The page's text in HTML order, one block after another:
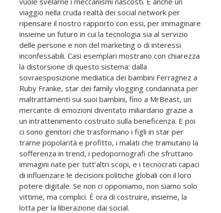
viaggio nella cruda realtà dei social network per
ripensare il nostro rapporto con essi, per immaginare
insieme un futuro in cui la tecnologia sia al servizio
delle persone e non del marketing o di interessi
inconfessabili. Casi esemplari mostrano con chiarezza
la distorsione di questo sistema: dalla
sovraesposizione mediatica dei bambini Ferragnez a
Ruby Franke, star dei family vlogging condannata per
maltrattamenti sui suoi bambini, fino a MrBeast, un
mercante di emozioni diventato miliardario grazie a
un intrattenimento costruito sulla beneficenza. E poi
ci sono genitori che trasformano i figli in star per
trarne popolarità e profitto, i malati che tramutano la
sofferenza in trend, i pedopornografi che sfruttano
immagini nate per tutt'altri scopi, e i tecnocrati capaci
di influenzare le decisioni politiche globali con il loro
potere digitale. Se non ci opponiamo, non siamo solo
vittime, ma complici. È ora di costruire, insieme, la
lotta per la liberazione dai social.